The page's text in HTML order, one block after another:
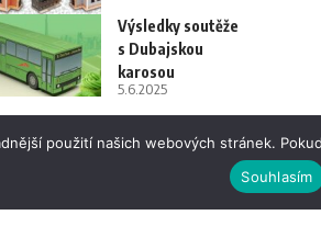
Výsledky soutěže
s Dubajskou
karosou
5.6.2025
použití našich webových stránek.
Souhlasím